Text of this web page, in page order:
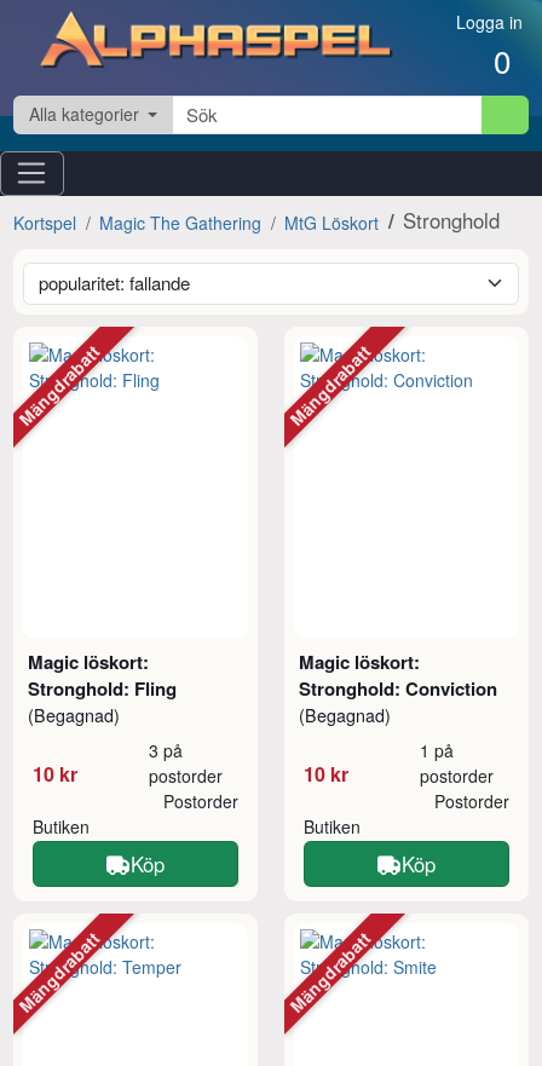
Hoppa till innehåll Logga in
0
Alla kategorier
Kortspel Magic The Gathering MtG Löskort Stronghold
Magic löskort:
Stronghold: Fling
(Begagnad)
10 kr
3 på
postorder
Butiken
Postorder
Köp
Mängdrabatt
Magic löskort:
Stronghold: Conviction
(Begagnad)
10 kr
1 på
postorder
Butiken
Postorder
Köp
Mängdrabatt
Mängdrabatt Mängdrabatt